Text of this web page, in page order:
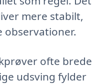
mere stabilt,
observationer.
ofte brede
udsving fylder